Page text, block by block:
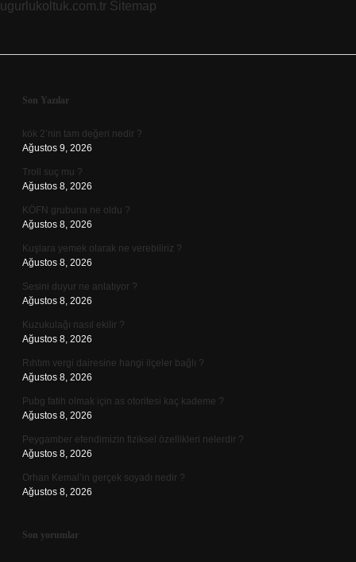
ugurlukoltuk.com.tr Sitemap
Sidebar
Son Yazılar
kök 2’nin tam değeri nedir ?
Ağustos 9, 2026
Troll suç mu ?
Ağustos 8, 2026
KÖFN grubuna ne oldu ?
Ağustos 8, 2026
Kuşlara yemek olarak ne verebiliriz ?
Ağustos 8, 2026
Sesini duyur ne anlatıyor ?
Ağustos 8, 2026
Kuzukulağı nasıl ekilir ?
Ağustos 8, 2026
Rıhtım vergi dairesine hangi ilçeler bağlı ?
Ağustos 8, 2026
Pubg fatih olmak için as otoritesi kaç kademe ?
Ağustos 8, 2026
Peygamber efendimizin fiziksel özellikleri nelerdir ?
Ağustos 8, 2026
Orhan Kemal’in gerçek soyadı nedir ?
Ağustos 8, 2026
Son yorumlar